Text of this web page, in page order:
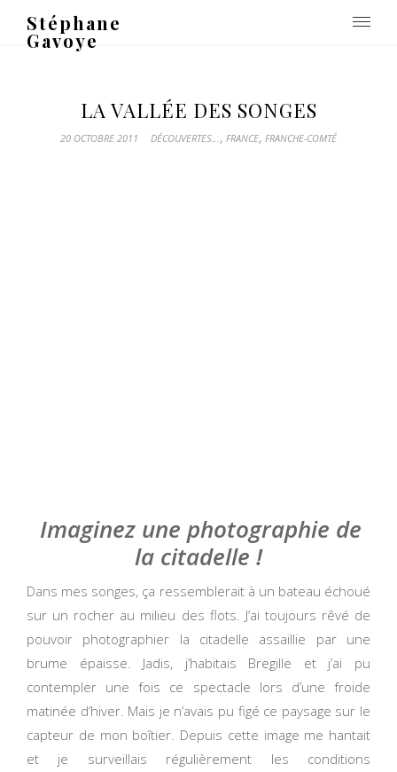
Stéphane
Gavoye
LA VALLÉE DES SONGES
20 OCTOBRE 2011 DÉCOUVERTES..., FRANCE, FRANCHE-COMTÉ
Imaginez une photographie de
la citadelle !
Dans mes songes, ça ressemblerait à un bateau échoué
sur un rocher au milieu des flots. J’ai toujours rêvé de
pouvoir photographier la citadelle assaillie par une
brume épaisse. Jadis, j’habitais Bregille et j’ai pu
contempler une fois ce spectacle lors d’une froide
matinée d’hiver. Mais je n’avais pu figé ce paysage sur le
capteur de mon boîtier. Depuis cette image me hantait
et je surveillais régulièrement les conditions